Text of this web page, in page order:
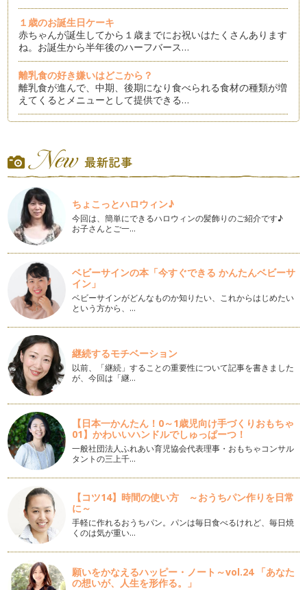
１歳のお誕生日ケーキ
赤ちゃんが誕生してから１歳までにお祝いはたくさんあります
ね。お誕生から半年後のハーフバース…
離乳食の好き嫌いはどこから？
離乳食が進んで、中期、後期になり食べられる食材の種類が増
えてくるとメニューとして提供できる…
行事食にするご家庭も多いかと思いま…
バレンタインデーにもかつおぶしを
もうすぐバレンタインデーの季節ですね。バレンタインデーと
いえばチョコレートを思い浮かべる方…
幼児期・学童期（小学生）の食育は体験を
子育て中の悩みの一つとしてよく耳にする「食事」。実はこの
年末年始はかつおぶし料理で
おだしは一年中ストックが欲しいくらい活躍してくれますが特
に大活躍な時期は年末年始ではないで…
健康寿命が長くなる舌づくりは離乳食期から
赤ちゃんにとっての離乳食は「食べるための練習」と捉える方
も多いかもしれませんが、実際は食べ…
お野菜だしも簡単に
離乳食が進んでくるとおだしを使ってのお料理が増えてくると
思いますが、昆布、かつおぶし、お野…
離乳食開始はおだしのデビュー？
離乳食を始めると同時におだしをとらなきゃ！と思われる方も
多くいるかもしれませんが、まずは素…
離乳食でのおだし活用
離乳食のはじめはペーストにしたとろとろのおかゆから徐々に
野菜のペーストに慣らしていきますね…
かつおぶし本来の姿、本節とは
普段手に取ることの多いかつおぶしは削ってあるものが多いで
すが、本来のかつおぶしは生のカツオ…
ちょこっとハロウィン♪
今回は、簡単にできるハロウィンの髪飾りのご紹介です♪
お子さんとご一…
ベビーサインの本「今すぐできる かんたんベビーサ
イン」
ベビーサインがどんなものか知りたい、これからはじめたい
という方から、…
継続するモチベーション
以前、「継続」することの重要性について記事を書きました
が、今回は「継…
【日本一かんたん！0～1歳児向け手づくりおもちゃ
01】かわいいハンドルでしゅっぱーつ！
一般社団法人ふれあい育児協会代表理事・おもちゃコンサル
タントの三上千…
【コツ14】時間の使い方 ～おうちパン作りを日常
に～
手軽に作れるおうちパン。パンは毎日食べるけれど、毎日焼
くのは気が重い…
願いをかなえるハッピー・ノート～vol.24 「あなた
の想いが、人生を形作る。」